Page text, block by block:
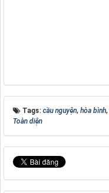
Tags: cầu nguyện, hòa bình,
Toàn diện